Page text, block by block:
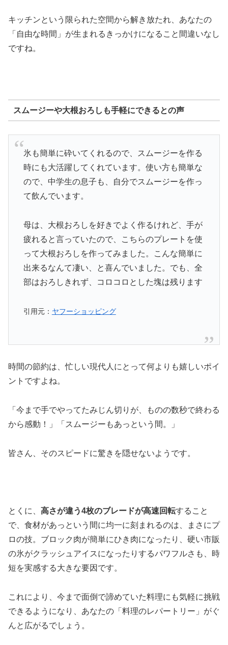
キッチンという限られた空間から解き放たれ、あなたの
「自由な時間」が生まれるきっかけになること間違いなし
ですね。
スムージーや大根おろしも手軽にできるとの声
氷も簡単に砕いてくれるので、スムージーを作る
時にも大活躍してくれています。使い方も簡単な
ので、中学生の息子も、自分でスムージーを作っ
て飲んでいます。
母は、大根おろしを好きでよく作るけれど、手が
疲れると言っていたので、こちらのプレートを使
って大根おろしを作ってみました。こんな簡単に
出来るなんて凄い、と喜んでいました。でも、全
部はおろしきれず、コロコロとした塊は残ります
引用元： ヤフーショッピング
時間の節約は、忙しい現代人にとって何よりも嬉しいポイ
ントですよね。
「今まで手でやってたみじん切りが、ものの数秒で終わる
から感動！」「スムージーもあっという間。」
皆さん、そのスピードに驚きを隠せないようです。
とくに、 高さが違う4枚のブレードが高速回転すること
で、食材があっという間に均一に刻まれるのは、まさにプ
ロの技。ブロック肉が簡単にひき肉になったり、硬い市販
の氷がクラッシュアイスになったりするパワフルさも、時
短を実感する大きな要因です。
これにより、今まで面倒で諦めていた料理にも気軽に挑戦
できるようになり、あなたの「料理のレパートリー」がぐ
んと広がるでしょう。